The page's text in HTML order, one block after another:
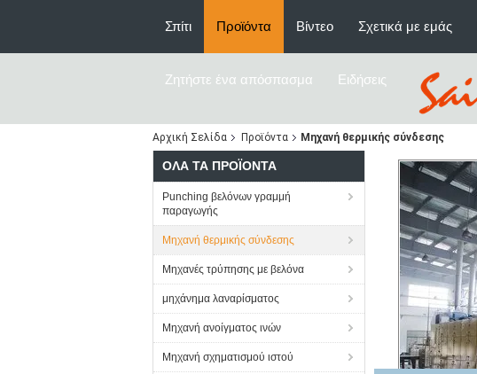
Σπίτι Προϊόντα Βίντεο Σχετικά με εμάς
Ζητήστε ένα απόσπασμα Ειδήσεις
Αρχική Σελίδα Προϊόντα Μηχανή θερμικής σύνδεσης
ΌΛΑ ΤΑ ΠΡΟΪΌΝΤΑ
Punching βελόνων γραμμή
παραγωγής
Μηχανή θερμικής σύνδεσης
Μηχανές τρύπησης με βελόνα
μηχάνημα λαναρίσματος
Μηχανή ανοίγματος ινών
Μηχανή σχηματισμού ιστού